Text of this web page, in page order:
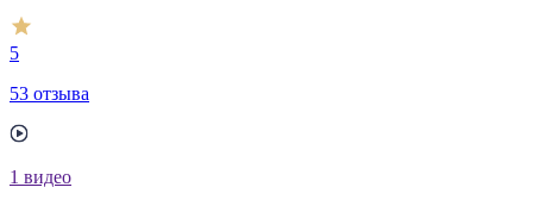
5
53 отзыва
1 видео